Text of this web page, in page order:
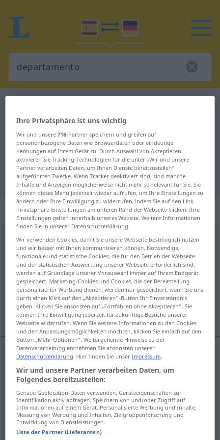
Spanisch-Deutsch Übersetzung für
"departamento"
"departamento" Deutsch
Übersetzung
„departamento“: masculino
Übersicht aller Übersetzungen
(Für mehr Details die Übersetzung anklicken/antippen)
Abteilung Fachbereich Abteil
Appartement, Wohnung
Fachbereichm departamento UNIV
Ihre Privatsphäre ist uns wichtig
Wir und unsere716-Partner speichern und greifen auf
personenbezogene Daten wie Browserdaten oder eindeutige
Kennungen auf Ihrem Gerät zu. Durch Auswahl von Akzeptieren
aktivieren Sie Tracking-Technologien für die unter „Wir und unsere
Partner verarbeiten Daten, um Ihnen Dienste bereitzustellen“
aufgeführten Zwecke. Wenn Tracker deaktiviert sind, sind manche
Inhalte und Anzeigen möglicherweise nicht mehr so relevant für Sie. Sie
können dieses Menü jederzeit wieder aufrufen, um Ihre Einstellungen zu
ändern oder Ihre Einwilligung zu widerrufen, indem Sie auf den Link
Privatsphäre-Einstellungen am unteren Rand der Webseite klicken. Ihre
Einstellungen gelten innerhalb unseres Website. Weitere Informationen
finden Sie in unserer Datenschutzerklärung.
Wir verwenden Cookies, damit Sie unsere Webseite bestmöglich nutzen
und wir besser mit Ihnen kommunizieren können. Notwendige,
funktionale und statistische Cookies, die für den Betrieb der Webseite
und der statistischen Auswertung unserer Webseite erforderlich sind,
werden auf Grundlage unserer Vorauswahl immer auf Ihrem Endgerät
gespeichert. Marketing-Cookies und Cookies, die der Bereitstellung
personalisierter Werbung dienen, werden nur gespeichert, wenn Sie uns
durch einen Klick auf den „Akzeptieren“-Button Ihr Einverständnis
geben. Klicken Sie ansonsten auf „Fortfahren ohne Akzeptieren“. Sie
können Ihre Einwilligung jederzeit für zukünftige Besuche unserer
Webseite widerrufen. Wenn Sie weitere Informationen zu den Cookies
und den Anpassungsmöglichkeiten möchten, klicken Sie einfach auf den
Button „Mehr Optionen“. Weitergehende Hinweise zu der
Datenverarbeitung entnehmen Sie ansonsten unserer
Datenschutzerklärung. Hier finden Sie unserImpressum.
Wir und unsere Partner verarbeiten Daten, um
Folgendes bereitzustellen:
Genaue Geolocation-Daten verwenden. Geräteeigenschaften zur
Identifikation aktiv abfragen. Speichern von und/oder Zugriff auf
Informationen auf einem Gerät. Personalisierte Werbung und Inhalte,
Messung von Werbung und Inhalten, Zielgruppenforschung und
Entwicklung von Dienstleistungen.
Liste der Partner (Lieferanten)